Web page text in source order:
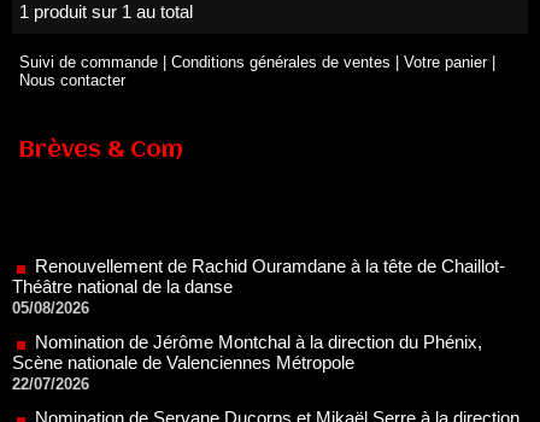
1 produit sur 1 au total
Suivi de commande Conditions générales de ventes Votre panier
Nous contacter
Brèves & Com
05/08/2026
Nomination de Jérôme Montchal à la direction du Phénix,
Scène nationale de Valenciennes Métropole
22/07/2026
Nomination de Servane Ducorps et Mikaël Serre à la direction
de la Comédie de Colmar - Centre Dramatique National Grand
Est Alsace